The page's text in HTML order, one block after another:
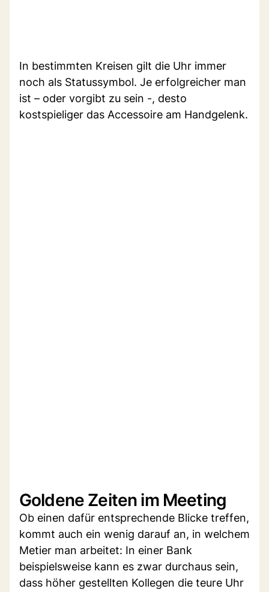
In bestimmten Kreisen gilt die Uhr immer
noch als Statussymbol. Je erfolgreicher man
ist – oder vorgibt zu sein -, desto
kostspieliger das Accessoire am Handgelenk.
Goldene Zeiten im Meeting
Ob einen dafür entsprechende Blicke treffen,
kommt auch ein wenig darauf an, in welchem
Metier man arbeitet: In einer Bank
beispielsweise kann es zwar durchaus sein,
dass höher gestellten Kollegen die teure Uhr